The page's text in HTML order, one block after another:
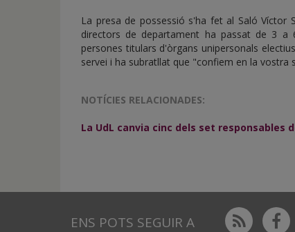
La presa de possessió s'ha fet al Saló Víctor
directors de departament ha passat de 3
persones titulars d'òrgans unipersonals
servei i ha subratllat que "confiem en la
NOTÍCIES RELACIONADES:
La UdL canvia cinc dels set responsables
ENS POTS SEGUIR A Rss